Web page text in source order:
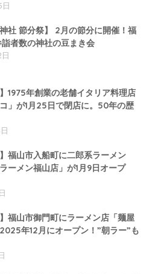
日
神社 節分祭】 2月の節分に開催！福
者数の神社の豆まき会
】1975年創業の老舗イタリア料理店
コ」が1月25日で閉店に。50年の歴
】福山市入船町に二郎系ラーメン
ラーメン福山店」が1月9日オープ
】福山市御門町にラーメン店「麺屋
年12月にオープン！”朝ラー”も